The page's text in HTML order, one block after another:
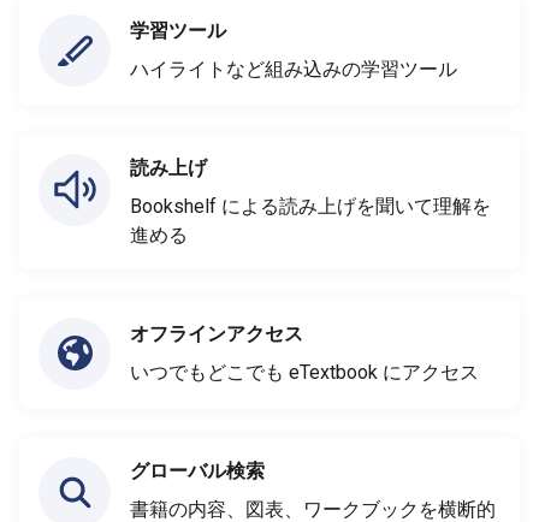
学習ツール
ハイライトなど組み込みの学習ツール
読み上げ
Bookshelf による読み上げを聞いて理解を
進める
オフラインアクセス
いつでもどこでも eTextbook にアクセス
グローバル検索
書籍の内容、図表、ワークブックを横断的